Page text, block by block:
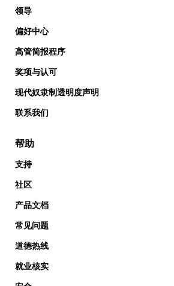
领导
偏好中心
高管简报程序
奖项与认可
现代奴隶制透明度声明
联系我们
帮助
支持
社区
产品文档
常见问题
道德热线
就业核实